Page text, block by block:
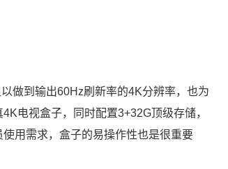
做到输出60Hz刷新率的4K分辨率，也为
电视盒子，同时配置3+32G顶级存储，
用需求，盒子的易操作性也是很重要